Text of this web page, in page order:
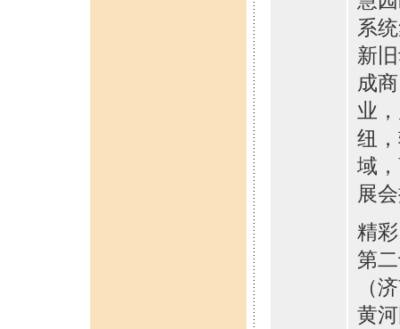
系
新
成
业
纽
域
展
精
第
（
黄